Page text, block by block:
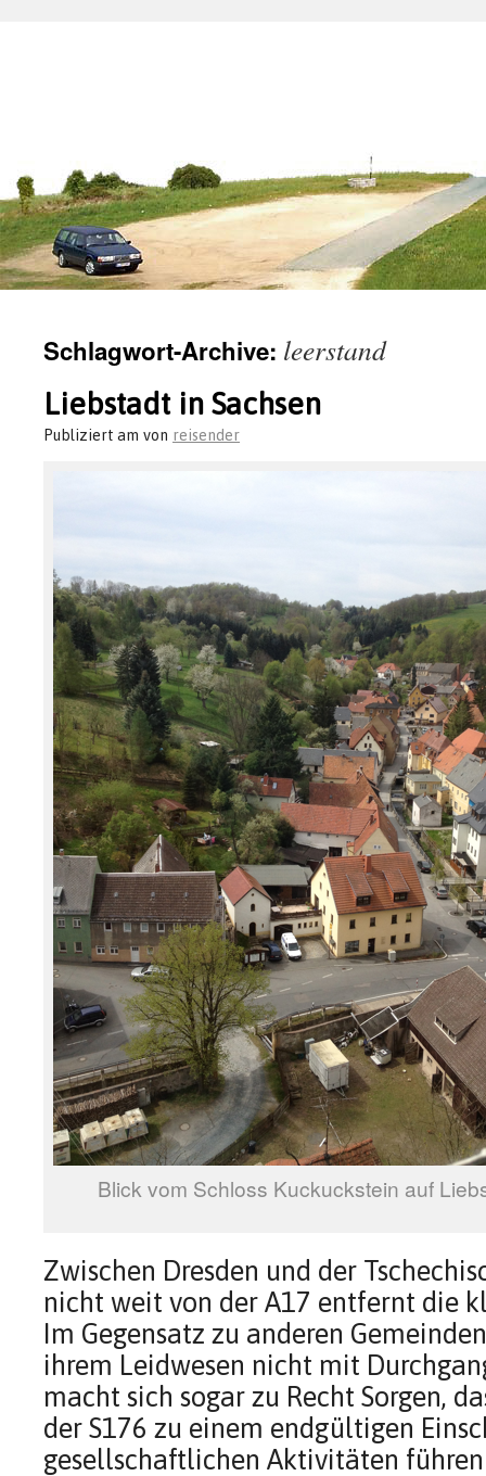
Schlagwort-Archive: leerstand
Liebstadt in Sachsen
Publiziert am von reisender
Blick vom Schloss Kuckuckstein auf
Zwischen Dresden und der
nicht weit von der A17 entfernt die
Im Gegensatz zu anderen
ihrem Leidwesen nicht mit
macht sich sogar zu Recht Sorgen,
der S176 zu einem endgültigen
gesellschaftlichen Aktivitäten